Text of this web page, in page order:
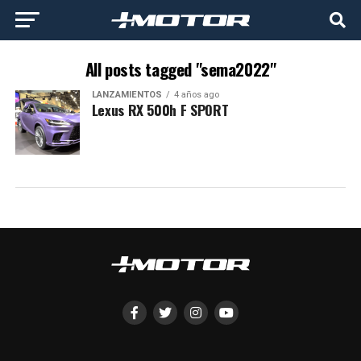
All posts tagged "sema2022"
LANZAMIENTOS 4 años ago
Lexus RX 500h F SPORT